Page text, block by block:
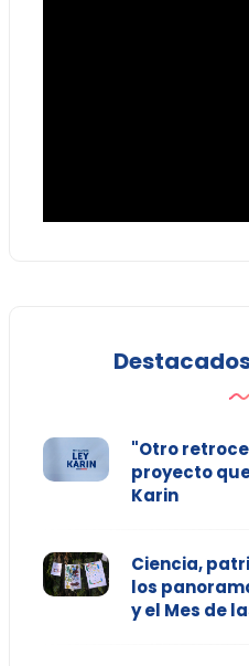
"Otro
proyecto
Karin
Ciencia,
los
y el Mes de